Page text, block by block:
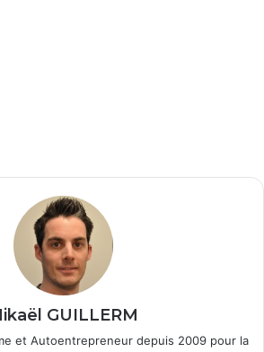
GUILLERM
et Autoentrepreneur depuis 2009 pour la